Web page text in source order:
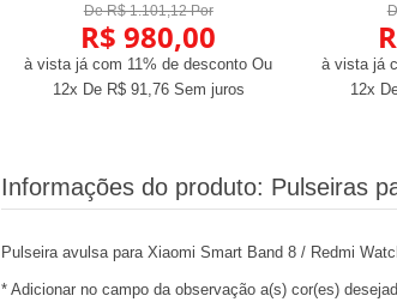
De R$ 1.101,12 Por
R$ 980,00
à vista já com 11% de desconto Ou
12x De R$ 91,76Sem juros
à vista já
12x
Informações do produto: Pulseiras
Pulseira avulsa para Xiaomi Smart Band 8 / Redmi
* Adicionar no campo da observação a(s) cor(es)